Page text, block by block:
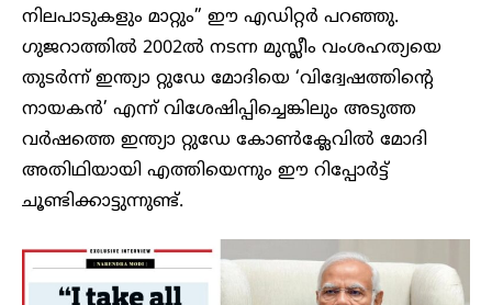
നിലപാടുകളും മാറ്റും” ഈ എഡിറ്റര്‍ പറഞ്ഞു.
ഗുജറാത്തില്‍ 2002ല്‍ നടന്ന മുസ്ലീം വംശഹത്യയെ
തുടര്‍ന്ന് ഇന്ത്യാ റ്റുഡേ മോദിയെ ‘വിദ്വേഷത്തിന്റെ
നായകന്‍’ എന്ന് വിശേഷിപ്പിച്ചെങ്കിലും അടുത്ത
വര്‍ഷത്തെ ഇന്ത്യാ റ്റുഡേ കോണ്‍ക്ലേവില്‍ മോദി
അതിഥിയായി എത്തിയെന്നും ഈ റിപ്പോര്‍ട്ട്
ചൂണ്ടിക്കാട്ടുന്നുണ്ട്.